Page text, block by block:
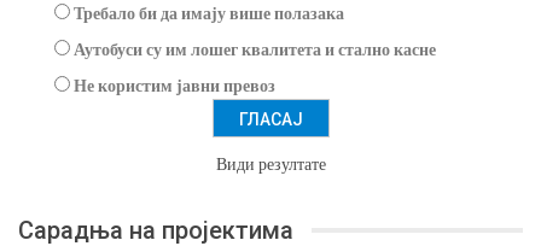
Требало би да имају више полазака
Аутобуси су им лошег квалитета и стално касне
Не користим јавни превоз
Види резултате
Сарадња на пројектима